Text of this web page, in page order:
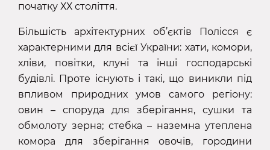
початку ХХ століття.
Більшість архітектурних об’єктів Полісся є
характерними для всієї України: хати, комори,
хліви, повітки, клуні та інші господарські
будівлі. Проте існують і такі, що виникли під
впливом природних умов самого регіону:
овин – споруда для зберігання, сушки та
обмолоту зерна; стебка – наземна утеплена
комора для зберігання овочів, городини